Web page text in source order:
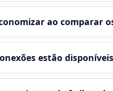
ao comparar
estão